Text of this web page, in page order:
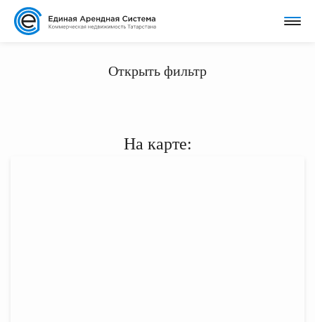
Открыть фильтр
На карте: